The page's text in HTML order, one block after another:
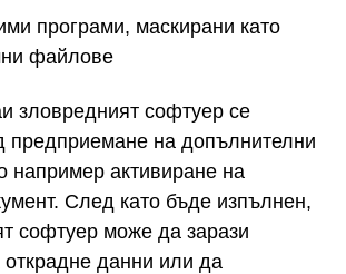
програми, маскирани като
файлове
зловредният софтуер се
предприемане на допълнителни
например активиране на
След като бъде изпълнен,
софтуер може да зарази
открадне данни или да